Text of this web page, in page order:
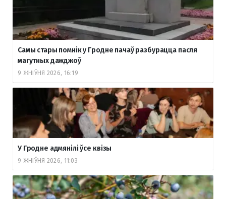
Самы стары помнік у Гродне пачаў разбурацца пасля
магутных дажджоў
9 ЖНІЎНЯ 2026, 16:19
У Гродне адмянілі ўсе квізы
9 ЖНІЎНЯ 2026, 11:03